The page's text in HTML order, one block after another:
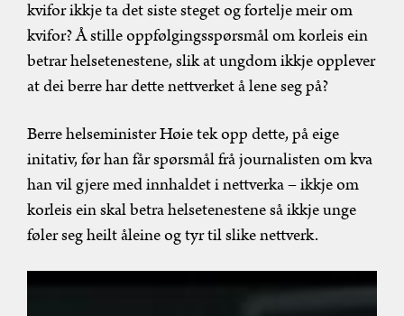
kvifor ikkje ta det siste steget og fortelje meir om
kvifor? Å stille oppfølgingsspørsmål om korleis ein
betrar helsetenestene, slik at ungdom ikkje opplever
at dei berre har dette nettverket å lene seg på?
Berre helseminister Høie tek opp dette, på eige
initativ, før han får spørsmål frå journalisten om kva
han vil gjere med innhaldet i nettverka – ikkje om
korleis ein skal betra helsetenestene så ikkje unge
føler seg heilt åleine og tyr til slike nettverk.